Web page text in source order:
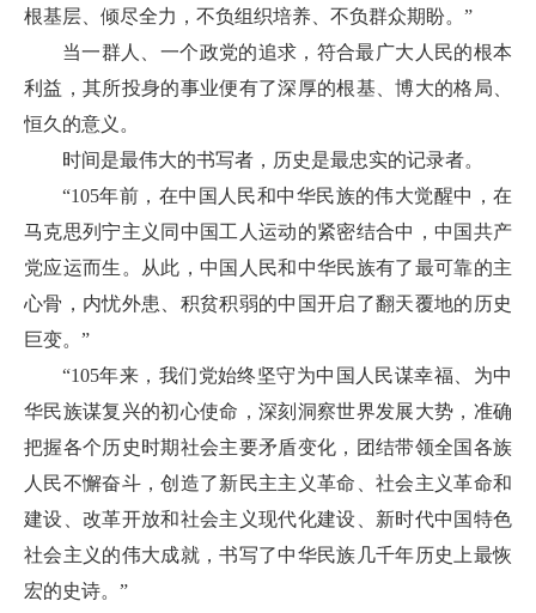
根基层、倾尽全力，不负组织培养、不负群众期盼。”
当一群人、一个政党的追求，符合最广大人民的根本
利益，其所投身的事业便有了深厚的根基、博大的格局、
恒久的意义。
时间是最伟大的书写者，历史是最忠实的记录者。
“105年前，在中国人民和中华民族的伟大觉醒中，在
马克思列宁主义同中国工人运动的紧密结合中，中国共产
党应运而生。从此，中国人民和中华民族有了最可靠的主
心骨，内忧外患、积贫积弱的中国开启了翻天覆地的历史
巨变。”
“105年来，我们党始终坚守为中国人民谋幸福、为中
华民族谋复兴的初心使命，深刻洞察世界发展大势，准确
把握各个历史时期社会主要矛盾变化，团结带领全国各族
人民不懈奋斗，创造了新民主主义革命、社会主义革命和
建设、改革开放和社会主义现代化建设、新时代中国特色
社会主义的伟大成就，书写了中华民族几千年历史上最恢
宏的史诗。”